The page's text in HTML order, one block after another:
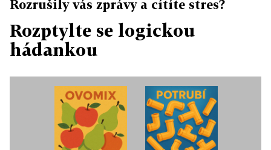
Rozrušily vás zprávy a cítíte stres?
Rozptylte se logickou
hádankou